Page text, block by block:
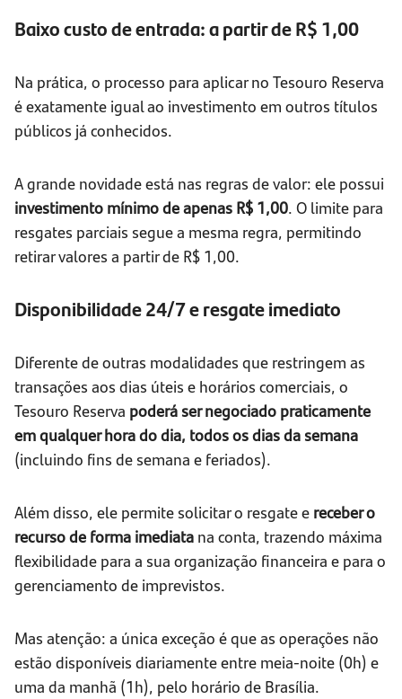
Baixo custo de entrada: a partir de R$ 1,00
Na prática, o processo para aplicar no Tesouro Reserva
é exatamente igual ao investimento em outros títulos
públicos já conhecidos.
A grande novidade está nas regras de valor: ele possui
investimento mínimo de apenas R$ 1,00. O limite para
resgates parciais segue a mesma regra, permitindo
retirar valores a partir de R$ 1,00.
Disponibilidade 24/7 e resgate imediato
Diferente de outras modalidades que restringem as
transações aos dias úteis e horários comerciais, o
Tesouro Reserva poderá ser negociado praticamente
em qualquer hora do dia, todos os dias da semana
(incluindo fins de semana e feriados).
Além disso, ele permite solicitar o resgate e receber o
recurso de forma imediata na conta, trazendo máxima
flexibilidade para a sua organização financeira e para o
gerenciamento de imprevistos.
Mas atenção: a única exceção é que as operações não
estão disponíveis diariamente entre meia-noite (0h) e
uma da manhã (1h), pelo horário de Brasília.